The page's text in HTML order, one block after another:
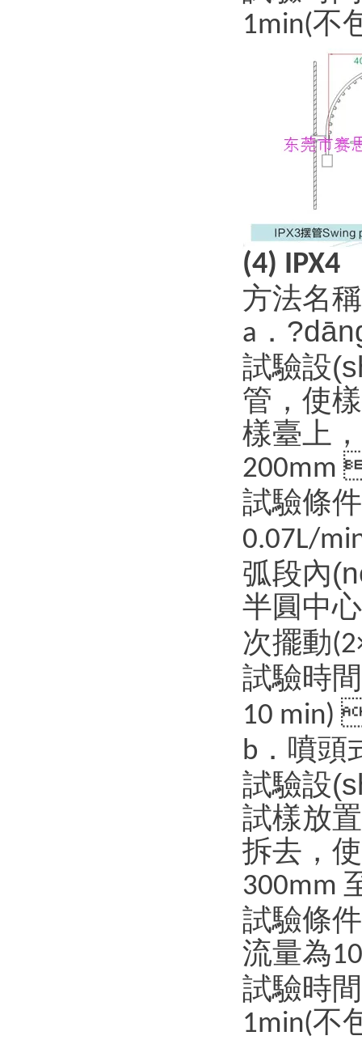
1min(不
(4) IPX4
方法名稱
a ．
試驗設
管，
樣臺上
200mm
試驗條件
0.07L/
弧段內
半圓中
次擺動
試驗時
10 min)
b ．噴
試驗設
試樣放
拆去
300mm
試驗條件
流量為
試驗時間
1min(不